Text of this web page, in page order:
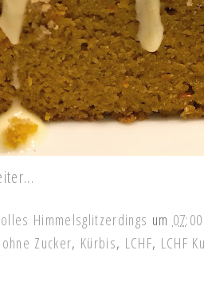
olles Himmelsglitzerdings um 07:00
Zucker, Kürbis, LCHF, LCHF